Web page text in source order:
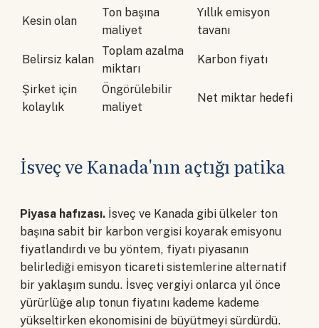
Kesin olan
Ton başına
maliyet
Yıllık emisyon
tavanı
Belirsiz kalan
Toplam azalma
miktarı
Karbon fiyatı
Şirket için
kolaylık
Öngörülebilir
maliyet
Net miktar hedefi
İsveç ve Kanada'nın açtığı patika
Piyasa hafızası. İsveç ve Kanada gibi ülkeler ton
başına sabit bir karbon vergisi koyarak emisyonu
fiyatlandırdı ve bu yöntem, fiyatı piyasanın
belirlediği emisyon ticareti sistemlerine alternatif
bir yaklaşım sundu. İsveç vergiyi onlarca yıl önce
yürürlüğe alıp tonun fiyatını kademe kademe
yükseltirken ekonomisini de büyütmeyi sürdürdü.